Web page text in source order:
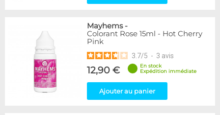
Mayhems-
Colorant Rose 15ml - Hot Cherry
Pink
3.7/5 - 3 avis
12,90 €
En stock
Expédition immédiate
Ajouter au panier